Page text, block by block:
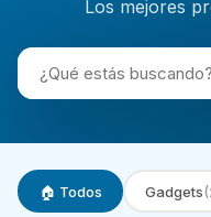
Los mejores
🏠 Todos Gadgets